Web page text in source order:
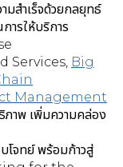
สำเร็จด้วยกลยุทธ์
ารให้บริการ
Services, Big
Management
ภาพ เพิ่มความคล่อง
โจทย์ พร้อมก้าวสู่